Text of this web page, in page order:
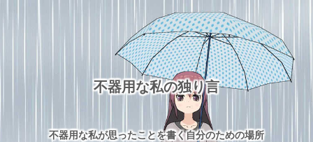
不器用な私の独り言
不器用な私が思ったことを書く自分のための場所